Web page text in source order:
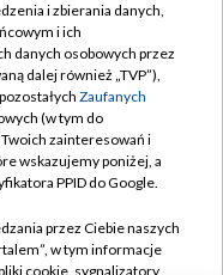
i zbierania danych,
i ich
danych osobowych przez
dalej również „TVP”),
Zaufanych
(w tym do
zainteresowań i
wskazujemy poniżej, a
PPID do Google.
przez Ciebie naszych
w tym informacje
cookie, sygnalizatory